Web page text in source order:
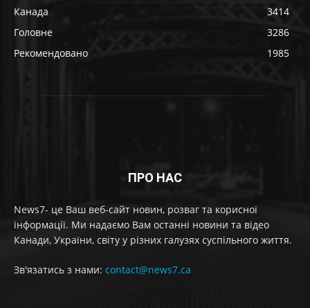
Канада
3414
Головне
3286
Рекомендовано
1985
ПРО НАС
News7- це Ваш веб-сайт новин, розваг та корисної
інформації. Ми надаємо Вам останні новини та відео
Канади, України, світу у різних галузях суспільного життя.
Зв'язатись з нами: contact@news7.ca